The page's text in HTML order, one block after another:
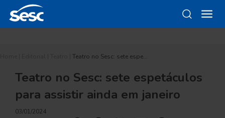
Teatro no Sesc: sete espe…
Teatro no Sesc: sete espetáculos
para assistir ainda em janeiro
03/01/2024